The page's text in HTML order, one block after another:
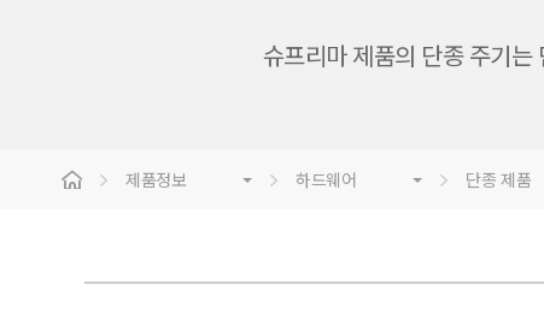
슈프리마 제품의 단종 주기
제품정보 하드웨어 단종 제품